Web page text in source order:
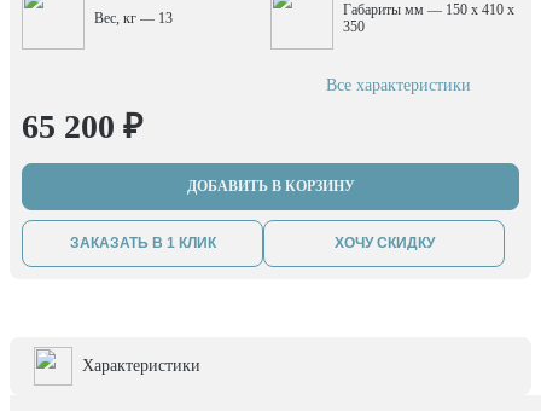
Вес, кг — 13
Габариты мм — 150 x 410 x
350
Все характеристики
65 200 ₽
ДОБАВИТЬ В КОРЗИНУ
ЗАКАЗАТЬ В 1 КЛИК ХОЧУ СКИДКУ
Характеристики